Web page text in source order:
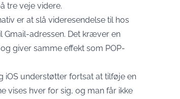
tre veje videre.
er at slå videresendelse til hos
Gmail-adressen. Det kræver en
giver samme effekt som POP-
iOS understøtter fortsat at tilføje en
vises hver for sig, og man får ikke